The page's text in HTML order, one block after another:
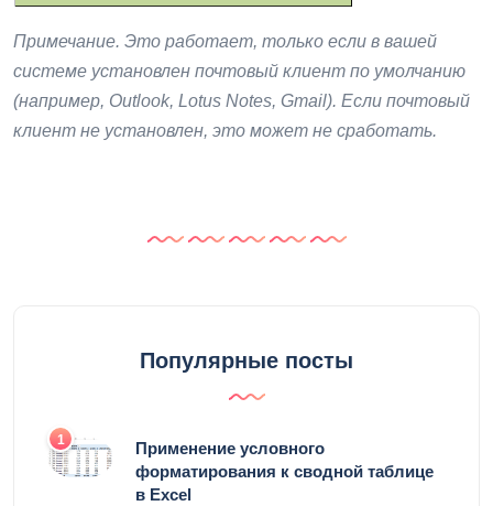
Примечание. Это работает, только если в вашей
системе установлен почтовый клиент по умолчанию
(например, Outlook, Lotus Notes, Gmail). Если почтовый
клиент не установлен, это может не сработать.
Популярные посты
1
Применение условного
форматирования к сводной таблице
в Excel